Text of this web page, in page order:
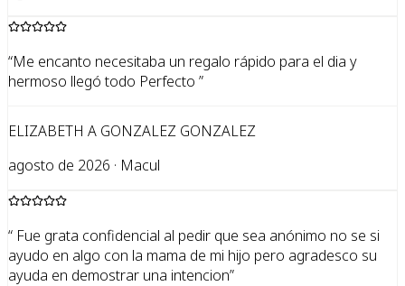
“Me encanto necesitaba un regalo rápido para el dia y
hermoso llegó todo Perfecto ”
ELIZABETH A GONZALEZ GONZALEZ
agosto de 2026 · Macul
“ Fue grata confidencial al pedir que sea anónimo no se si
ayudo en algo con la mama de mi hijo pero agradesco su
ayuda en demostrar una intencion”